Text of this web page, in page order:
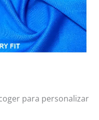
para personalizar